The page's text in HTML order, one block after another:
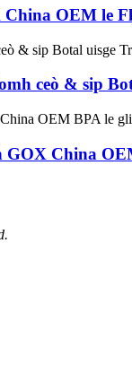
OEM le
ceò & sip
GOX China